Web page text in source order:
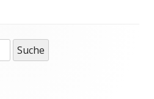
Suche